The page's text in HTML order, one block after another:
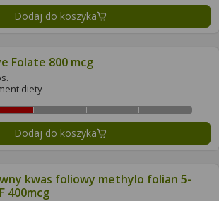
Dodaj do koszyka
Folate 800 mcg
diety
Dodaj do koszyka
kwas foliowy methylo folian 5-
400mcg